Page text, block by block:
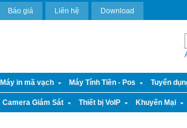
Báo giá Liên hệ Download
Máy in mã vạch Máy Tính Tiền - Pos Tuyển
Camera Giám Sát Thiết bị VoIP Khuyến Mại